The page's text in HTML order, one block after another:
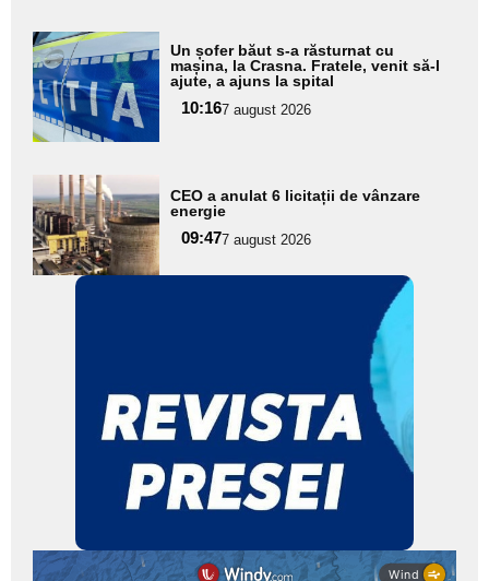
Adaugă
aici textul
pentru
subtitlu
Un șofer băut s-a răsturnat cu
mașina, la Crasna. Fratele, venit să-l
ajute, a ajuns la spital
10:167 august 2026
Adaugă
aici textul
pentru
subtitlu
CEO a anulat 6 licitații de vânzare
energie
09:477 august 2026